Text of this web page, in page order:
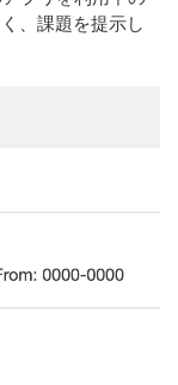
、課題を提示し